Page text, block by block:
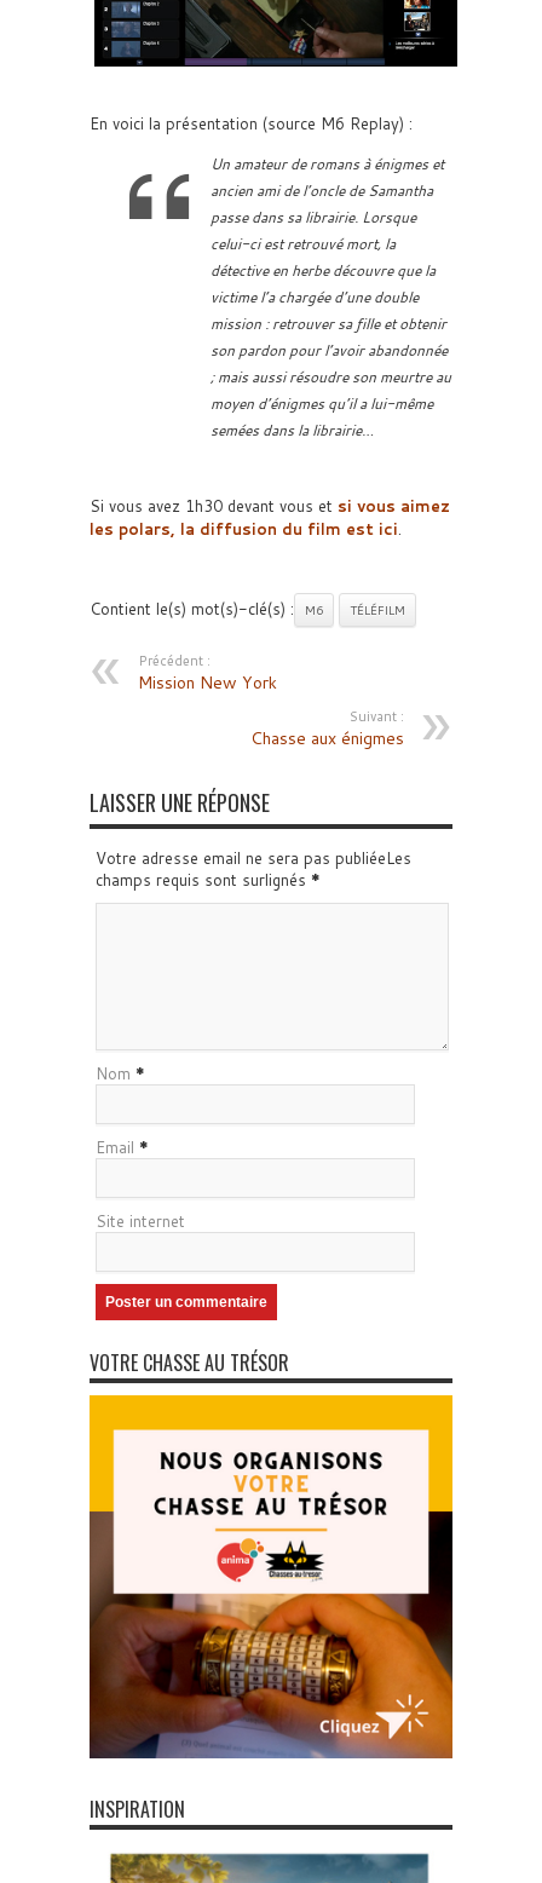
En voici la présentation (source M6 Replay) :
Un amateur de romans à énigmes et
ancien ami de l’oncle de Samantha
passe dans sa librairie. Lorsque
celui-ci est retrouvé mort, la
détective en herbe découvre que la
victime l’a chargée d’une double
mission : retrouver sa fille et obtenir
son pardon pour l’avoir abandonnée
; mais aussi résoudre son meurtre au
moyen d’énigmes qu’il a lui-même
semées dans la librairie…
Si vous avez 1h30 devant vous et si vous aimez
les polars, la diffusion du film est ici.
Contient le(s) mot(s)-clé(s) : M6 TÉLÉFILM
Précédent :
Mission New York
Suivant :
Chasse aux énigmes
LAISSER UNE RÉPONSE
Votre adresse email ne sera pas publiéeLes
champs requis sont surlignés *
Nom *
Email *
Site internet
VOTRE CHASSE AU TRÉSOR
INSPIRATION